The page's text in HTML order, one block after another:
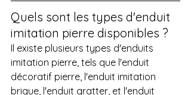
Quels sont les types d'enduit
imitation pierre disponibles ?
Il existe plusieurs types d'enduits
imitation pierre, tels que l'enduit
décoratif pierre, l'enduit imitation
brique, l'enduit gratter, et l'enduit